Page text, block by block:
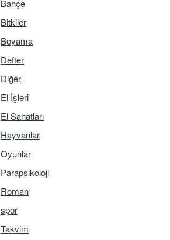
Bahçe
Bitkiler
Boyama
Defter
Diğer
El İşleri
El Sanatları
Hayvanlar
Oyunlar
Parapsikoloji
Roman
spor
Takvim